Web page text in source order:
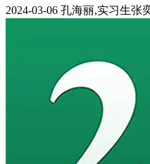
2024-03-06 孔海丽,实习生张